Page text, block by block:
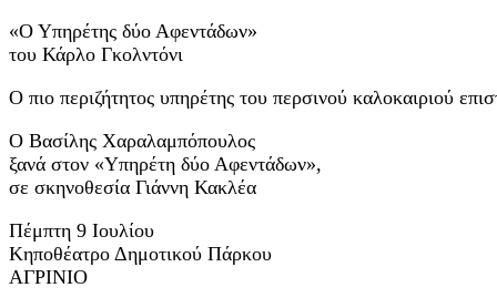
«Ο Υπηρέτης δύο Αφεντάδων»
του Κάρλο Γκολντόνι
Ο πιο περιζήτητος υπηρέτης του περσινού καλοκαιριού
Ο Βασίλης Χαραλαμπόπουλος
ξανά στον «Υπηρέτη δύο Αφεντάδων»,
σε σκηνοθεσία Γιάννη Κακλέα
Πέμπτη 9 Ιουλίου
Κηποθέατρο Δημοτικού Πάρκου
ΑΓΡΙΝΙΟ